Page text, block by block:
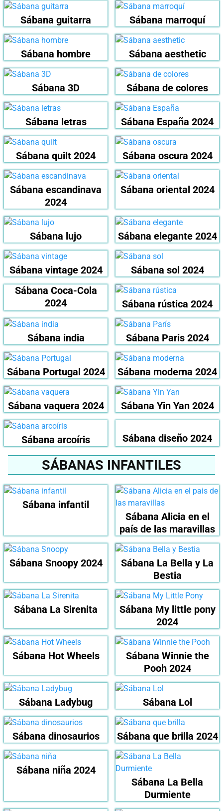
Sábana guitarra Sábana marroquí
Sábana hombre Sábana aesthetic
Sábana 3D Sábana de colores
Sábana letras Sábana España 2024
Sábana quilt 2024 Sábana oscura 2024
Sábana escandinava
2024
Sábana oriental 2024
Sábana lujo Sábana elegante 2024
Sábana vintage 2024
Sábana sol 2024
Sábana Coca-Cola
2024
Sábana rústica 2024
Sábana india Sábana Paris 2024
Sábana Portugal 2024 Sábana moderna 2024
Sábana vaquera 2024 Sábana Yin Yan 2024
Sábana arcoíris Sábana diseño 2024
SÁBANAS INFANTILES
Sábana infantil
Sábana Alicia en el
país de las maravillas
Sábana Snoopy 2024
Sábana La Bella y La
Bestia
Sábana La Sirenita
Sábana My little pony
2024
Sábana Hot Wheels
Sábana Winnie the
Pooh 2024
Sábana Ladybug Sábana Lol
Sábana dinosaurios Sábana que brilla 2024
Sábana niña 2024
Sábana La Bella
Durmiente